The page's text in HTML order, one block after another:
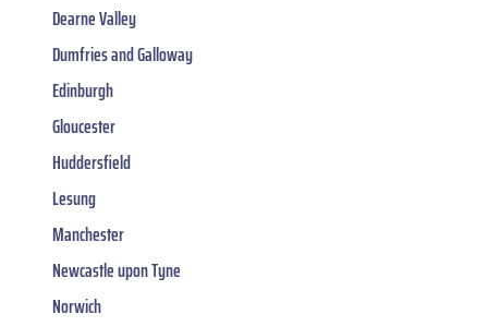
Dearne Valley
Dumfries and Galloway
Edinburgh
Gloucester
Huddersfield
Lesung
Manchester
Newcastle upon Tyne
Norwich